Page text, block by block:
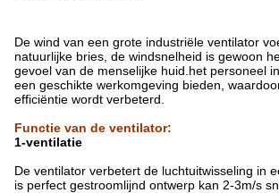
De wind van een grote industriële ventilator
natuurlijke bries, de windsnelheid is gewoon
gevoel van de menselijke huid.het personeel
een geschikte werkomgeving bieden,
efficiëntie wordt verbeterd.
Functie van de ventilator:
1-ventilatie
De ventilator verbetert de luchtuitwisseling in
is perfect gestroomlijnd ontwerp kan 2-3m/s